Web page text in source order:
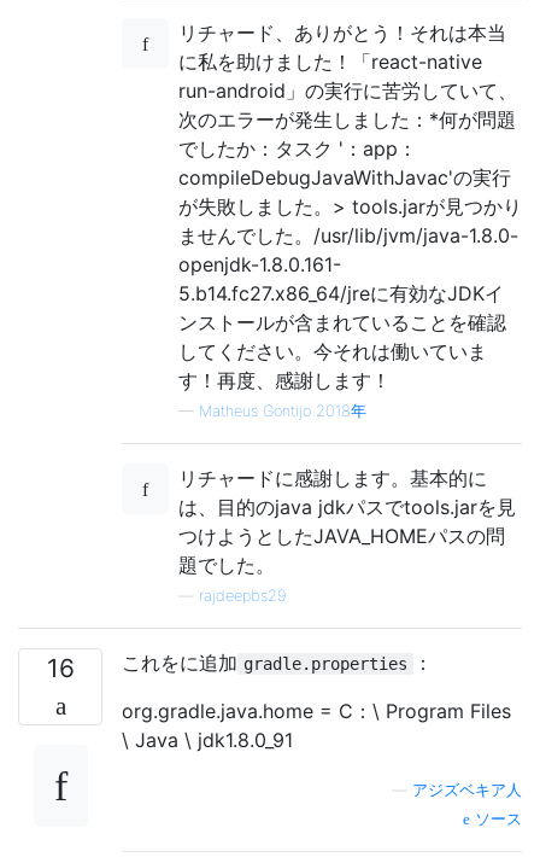
リチャード、ありがとう！それは本当
に私を助けました！「react-native
run-android」の実行に苦労していて、
次のエラーが発生しました：*何が問題
でしたか：タスク '：app：
compileDebugJavaWithJavac'の実行
が失敗しました。> tools.jarが見つかり
ませんでした。/usr/lib/jvm/java-1.8.0-
openjdk-1.8.0.161-
5.b14.fc27.x86_64/jreに有効なJDKイ
ンストールが含まれていることを確認
してください。今それは働いていま
す！再度、感謝します！
— Matheus Gontijo 2018年
リチャードに感謝します。基本的に
は、目的のjava jdkパスでtools.jarを見
つけようとしたJAVA_HOMEパスの問
題でした。
rajdeepbs29
16 これをに追加 gradle.properties
：
org.gradle.java.home = C：\ Program Files
\ Java \ jdk1.8.0_91
アジズベキア人
ソース